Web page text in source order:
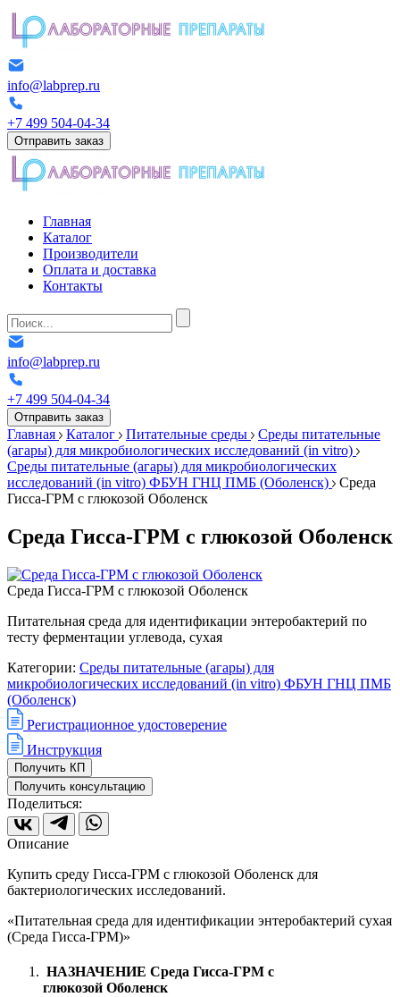
info@labprep.ru
+7 499 504-04-34
Отправить заказ
Главная
Каталог
Производители
Оплата и доставка
Контакты
info@labprep.ru
+7 499 504-04-34
Отправить заказ
Главная Каталог Питательные среды
Среды питательные
(агары) для микробиологических исследований (in vitro)
Среды питательные (агары) для микробиологических
исследований (in vitro) ФБУН ГНЦ ПМБ (Оболенск)
Среда
Гисса-ГРМ с глюкозой Оболенск
Среда Гисса-ГРМ с глюкозой Оболенск
Среда Гисса-ГРМ с глюкозой Оболенск
Питательная среда для идентификации энтеробактерий по
тесту ферментации углевода, сухая
Категории: Среды питательные (агары) для
микробиологических исследований (in vitro) ФБУН ГНЦ ПМБ
(Оболенск)
Регистрационное удостоверение
Инструкция
Получить КП
Получить консультацию
Поделиться:
Описание
Купить среду Гисса-ГРМ с глюкозой Оболенск для
бактериологических исследований.
«Питательная среда для идентификации энтеробактерий сухая
(Cреда Гисса-ГРМ)»
НАЗНАЧЕНИЕ Cреда Гисса-ГРМ с
глюкозой Оболенск